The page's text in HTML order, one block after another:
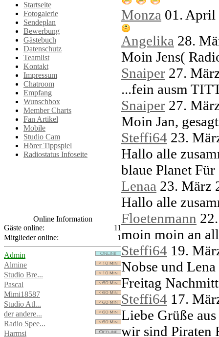
Startseite
Fotogalerie
Sendeplan
Bewerbung
Gästebuch
Datenschutz
Teamlist
Kontakt
Impressum
Chatroom
Empfang
Wunschbox
Member Charts
Fan Artikel
Mobile
Studio Cam
Hörer Tippspiel
Radiostatus Infoseite
Online Information
Gäste online:
11
Mitglieder online:
1
Admin
Almine
Studio Bre...
Pascal
Mimi18587
Studio Atl...
der andere...
Radio Spee...
Harmsi
Monza 01. April
Angelika 28.
Moin Jens(
Snaiper 27.
...fein ausm
Snaiper 27.
Moin Jan,
Steffi64 23.
Hallo alle
blaue Planet
Lenaa 23. März
Hallo alle
Floetenmann
moin moin an
Steffi64 19.
Nobse und
Freitag
Steffi64 17.
Liebe Grüße
wir sind Piraten